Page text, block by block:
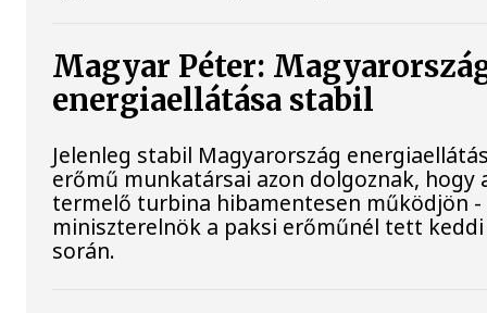
Magyar Péter:
energiaellátása stabil
Jelenleg stabil Magyarország
erőmű munkatársai azon dolgoznak, hogy
termelő turbina hibamentesen működjön -
miniszterelnök a paksi erőműnél tett
során.